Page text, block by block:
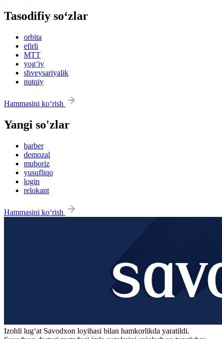
Tasodifiy so‘zlar
orbita
efirli
MTT
yog‘iy
shveysariyalik
nutqiy
Hammasini ko‘rish
Yangi so'zlar
barber
demozal
muboriz
yusufliqo
login
relokant
Hammasini ko‘rish
Izohli lugʻat Savodxon loyihasi bilan hamkorlikda yaratildi.